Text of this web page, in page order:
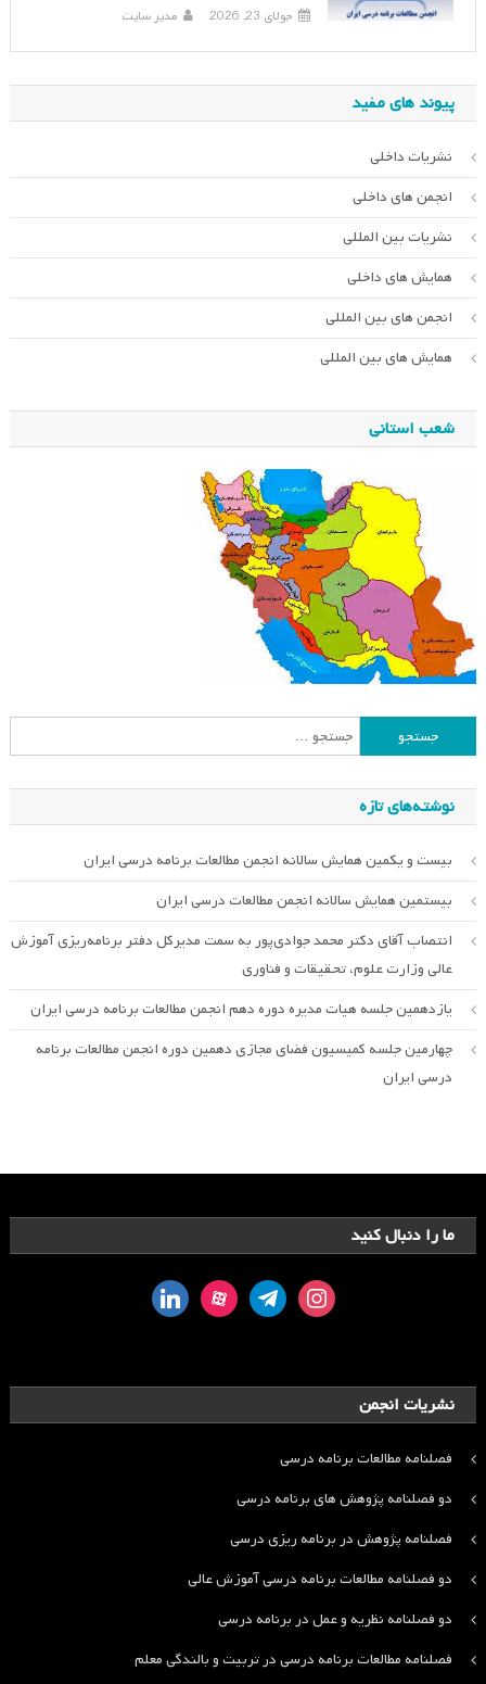
جولای 23, 2026 مدیر سایت
پیوند های مفید
نشریات داخلی
انجمن های داخلی
نشریات بین المللی
همایش های داخلی
انجمن های بین المللی
همایش های بین المللی
شعب استانی
جستجو
برای:
نوشته‌های تازه
بیست و یکمین همایش سالانه انجمن مطالعات برنامه درسی ایران
بیستمین همایش سالانه انجمن مطالعات درسی ایران
انتصاب آقای دکتر محمد جوادی‌پور به سمت مدیرکل دفتر برنامه‌ریزی آموزش
عالی وزارت علوم، تحقیقات و فناوری
یازدهمین جلسه هیات مدیره دوره دهم انجمن مطالعات برنامه درسی ایران
چهارمین جلسه کمیسیون فضای مجازی دهمین دوره انجمن مطالعات برنامه
درسی ایران
ما را دنبال کنید
instagram
telegram
aparat
linkedin
نشریات انجمن
فصلنامه مطالعات برنامه درسی
دو فصلنامه پژوهش های برنامه درسی
فصلنامه پژوهش در برنامه ریزی درسی
دو فصلنامه مطالعات برنامه درسی آموزش عالی
دو فصلنامه نظریه و عمل در برنامه درسی
فصلنامه مطالعات برنامه درسی در تربیت و بالندگی معلم